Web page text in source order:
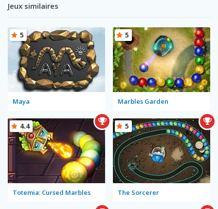
Jeux similaires
Maya
5
Marbles Garden
5
Totemia: Cursed Marbles
4.4
The Sorcerer
5